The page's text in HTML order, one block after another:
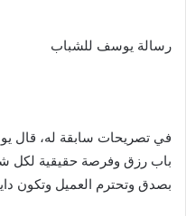
رسالة يوسف للشباب
في تصريحات سابقة له، قال
باب رزق وفرصة حقيقية لكل
بصدق وتحترم العميل وتكون